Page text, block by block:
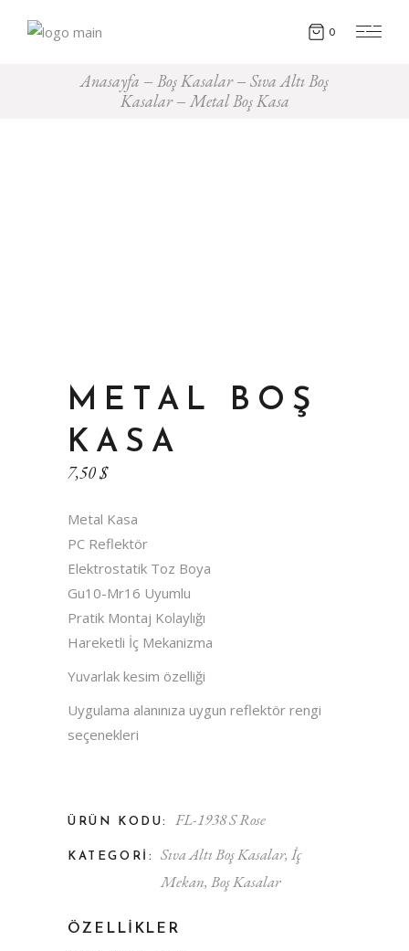
0
Anasayfa Boş Kasalar
Sıva Altı Boş
Kasalar
Metal Boş Kasa
METAL BOŞ
KASA
7,50$
Metal Kasa
PC Reflektör
Elektrostatik Toz Boya
Gu10-Mr16 Uyumlu
Pratik Montaj Kolaylığı
Hareketli İç Mekanizma
Yuvarlak kesim özelliği
Uygulama alanınıza uygun reflektör rengi
seçenekleri
ÜRÜN KODU: FL-1938 S Rose
KATEGORI: Sıva Altı Boş Kasalar,İç
Mekan,Boş Kasalar
ÖZELLIKLER